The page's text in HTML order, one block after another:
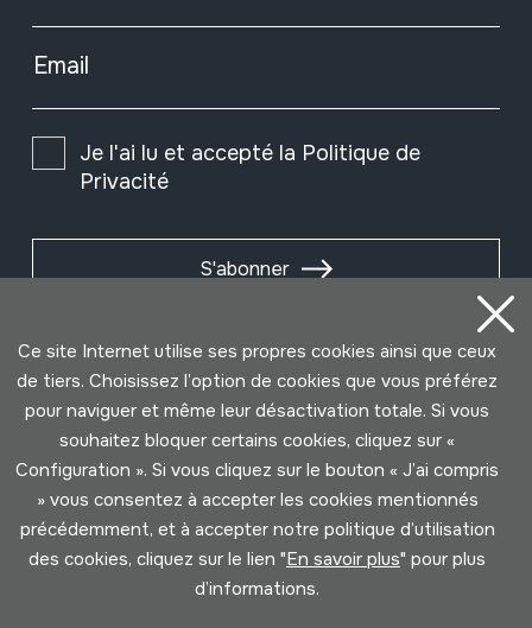
Email
Je l'ai lu et accepté la Politique de
Privacité
S'abonner
Ce site Internet utilise ses propres cookies ainsi que ceux
de tiers. Choisissez l’option de cookies que vous préférez
pour naviguer et même leur désactivation totale. Si vous
souhaitez bloquer certains cookies, cliquez sur «
Configuration ». Si vous cliquez sur le bouton « J’ai compris
» vous consentez à accepter les cookies mentionnés
précédemment, et à accepter notre politique d’utilisation
des cookies, cliquez sur le lien "En savoir plus" pour plus
d’informations.